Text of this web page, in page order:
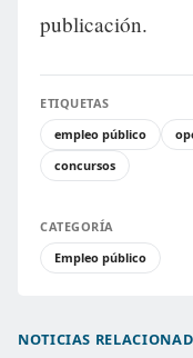
publicación.
ETIQUETAS
empleo público
concursos
CATEGORÍA
Empleo público
NOTICIAS